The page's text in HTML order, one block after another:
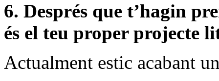
6. Després que t’hagin
és el teu proper projecte
Actualment estic acabant